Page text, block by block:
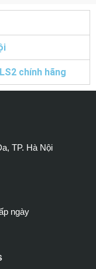
chính hãng
TP. Hà Nội
ngày